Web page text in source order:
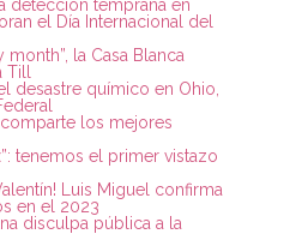
detección temprana en
el Día Internacional del
month”, la Casa Blanca
desastre químico en Ohio,
los mejores
tenemos el primer vistazo
Luis Miguel confirma
en el 2023
disculpa pública a la